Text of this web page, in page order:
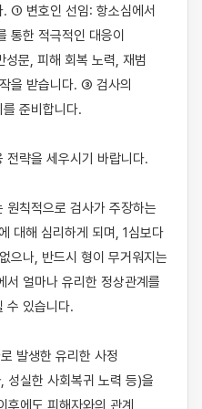
① 변호인 선임: 항소심에서
통한 적극적인 대응이
문, 피해 회복 노력, 재범
을 받습니다. ③ 검사의
준비합니다.
전략을 세우시기 바랍니다.
원칙적으로 검사가 주장하는
대해 심리하게 되며, 1심보다
으나, 반드시 형이 무거워지는
서 얼마나 유리한 정상관계를
수 있습니다.
발생한 유리한 사정
성실한 사회복귀 노력 등)을
후에도 피해자와의 관계